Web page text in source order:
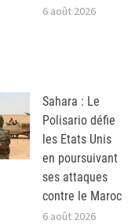
6 août 2026
Sahara : Le
Polisario défie
les Etats Unis
en poursuivant
ses attaques
contre le Maroc
6 août 2026